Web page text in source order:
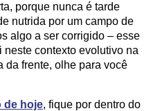
porque nunca é tarde
nutrida por um campo de
algo a ser corrigido – esse
contexto evolutivo na
da frente, olhe para você
de hoje, fique por dentro do